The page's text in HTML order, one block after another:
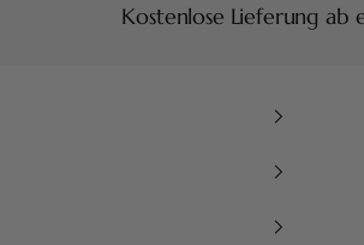
Kostenlose Lieferung ab